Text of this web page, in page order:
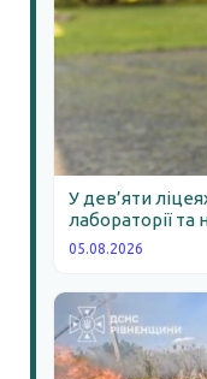
У дев’яти
лабораторії та
05.08.2026